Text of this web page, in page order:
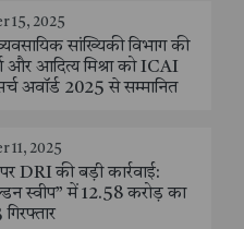
15, 2025
सांख्यिकी विभाग की
और आदित्य मिश्रा को ICAI
अवॉर्ड 2025 से सम्मानित
11, 2025
DRI की बड़ी कार्रवाई:
स्वीप” में 12.58 करोड़ का